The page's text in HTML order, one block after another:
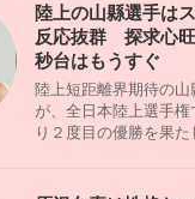
陸上の山縣選手は
反応抜群 探求心
秒台はもうすぐ
陸上短距離界期待の山
が、全日本陸上選手権
り２度目の優勝を果た